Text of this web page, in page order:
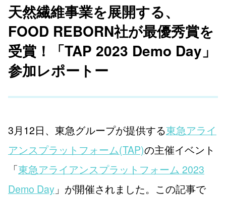
天然繊維事業を展開する、
FOOD REBORN社が最優秀賞を
受賞！「TAP 2023 Demo Day」
参加レポートー
3月12日、東急グループが提供する東急アライ
アンスプラットフォーム(TAP)の主催イベント
「東急アライアンスプラットフォーム 2023
Demo Day 」が開催されました。この記事で